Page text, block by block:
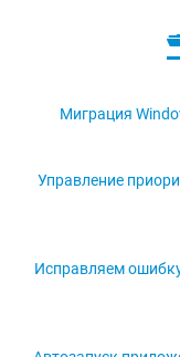
Миграция
Управление
Исправляем